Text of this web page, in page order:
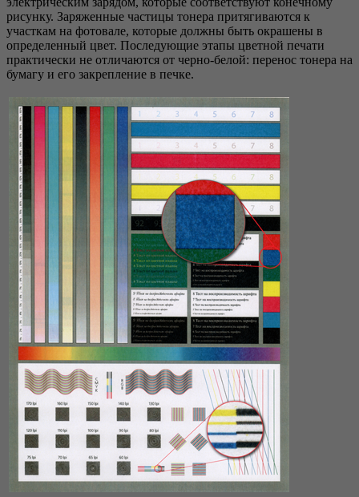
рисунку. Заряженные частицы тонера притягиваются к
участкам на фотовале, которые должны быть окрашены в
определенный цвет. Последующие этапы цветной печати
практически не отличаются от черно-белой: перенос тонера на
бумагу и его закрепление в печке.